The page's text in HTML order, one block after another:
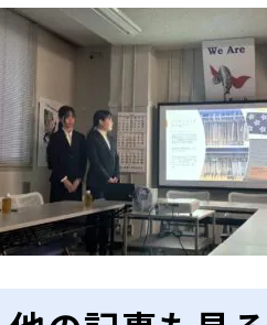
目一覧表
目一覧表
ッシュ網目一覧
ン®金網
ン®金網網目一覧表
金網
ンプ織金網
ップ織金網
プ織金網
織金網
網について
ふるい
ットコンベヤー
網
ージ（線番）
品